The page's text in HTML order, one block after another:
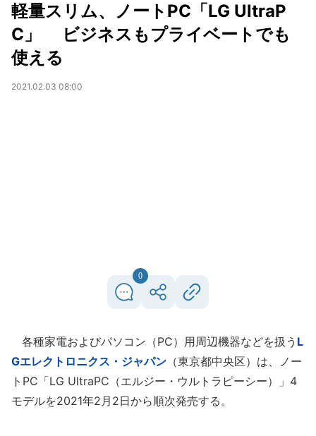
軽量スリム、ノートPC「LG UltraP
C」 ビジネスもプライベートでも
使える
2021.02.03 08:00
0
各種家電およびパソコン（PC）用周辺機器などを扱う L
Gエレクトロニクス・ジャパン （東京都中央区）は、ノー
トPC「LG UltraPC（エルジー・ウルトラピーシー）」4
モデルを2021年2月2日から順次発売する。